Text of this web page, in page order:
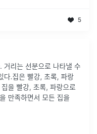
5
거리는 선분으로 나타낼 수
다.집은 빨강, 초록, 파랑
을 빨강, 초록, 파랑으로
만족하면서 모든 집을